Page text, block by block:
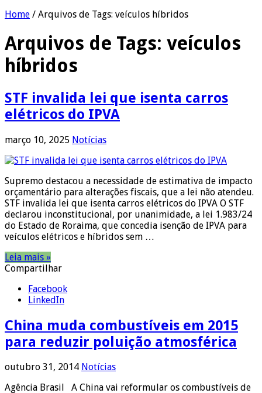
Home / Arquivos de Tags: veículos híbridos
Arquivos de Tags: veículos
híbridos
STF invalida lei que isenta carros
elétricos do IPVA
março 10, 2025 Notícias
Supremo destacou a necessidade de estimativa de impacto
orçamentário para alterações fiscais, que a lei não atendeu.
STF invalida lei que isenta carros elétricos do IPVA O STF
declarou inconstitucional, por unanimidade, a lei 1.983/24
do Estado de Roraima, que concedia isenção de IPVA para
veículos elétricos e híbridos sem …
Leia mais »
Compartilhar
Facebook
LinkedIn
China muda combustíveis em 2015
para reduzir poluição atmosférica
outubro 31, 2014 Notícias
Agência Brasil A China vai reformular os combustíveis de